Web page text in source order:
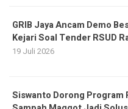
GRIB Jaya Ancam Demo
Kejari Soal Tender RSUD
19 Juli 2026
Siswanto Dorong Program